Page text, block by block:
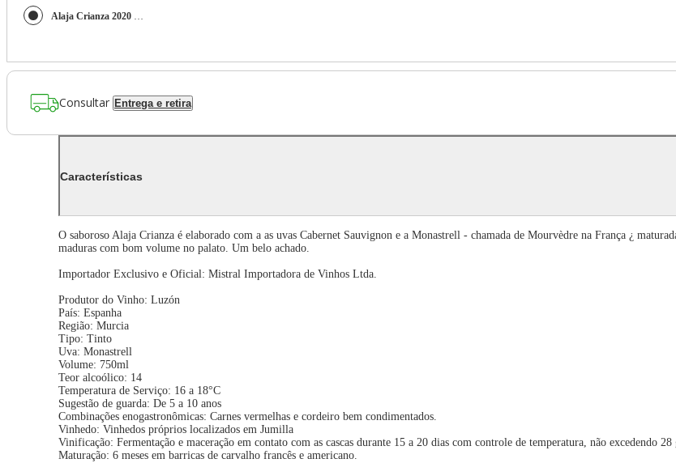
Alaja Crianza 2020 (Luzón) 750ml
Consultar Entrega e retira
Características
O saboroso Alaja Crianza é elaborado com a as uvas Cabernet Sauvignon e a Monastrell - chamada de Mourvèdre na França ¿
maduras com bom volume no palato. Um belo achado.
Importador Exclusivo e Oficial: Mistral Importadora de Vinhos Ltda.
Produtor do Vinho: Luzón
País: Espanha
Região: Murcia
Tipo: Tinto
Uva: Monastrell
Volume: 750ml
Teor alcoólico: 14
Temperatura de Serviço: 16 a 18°C
Sugestão de guarda: De 5 a 10 anos
Combinações enogastronômicas: Carnes vermelhas e cordeiro bem condimentados.
Vinhedo: Vinhedos próprios localizados em Jumilla
Vinificação: Fermentação e maceração em contato com as cascas durante 15 a 20 dias com controle de temperatura, não excedendo 28
Maturação: 6 meses em barricas de carvalho francês e americano.